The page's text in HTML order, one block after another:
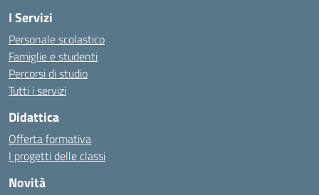
I Servizi
Personale scolastico
Famiglie e studenti
Percorsi di studio
Tutti i servizi
Didattica
Offerta formativa
I progetti delle classi
Novità